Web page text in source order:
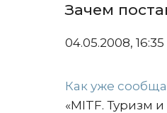
Зачем
04.05.2008, 16:35
Как уже
«MITF. Туризм